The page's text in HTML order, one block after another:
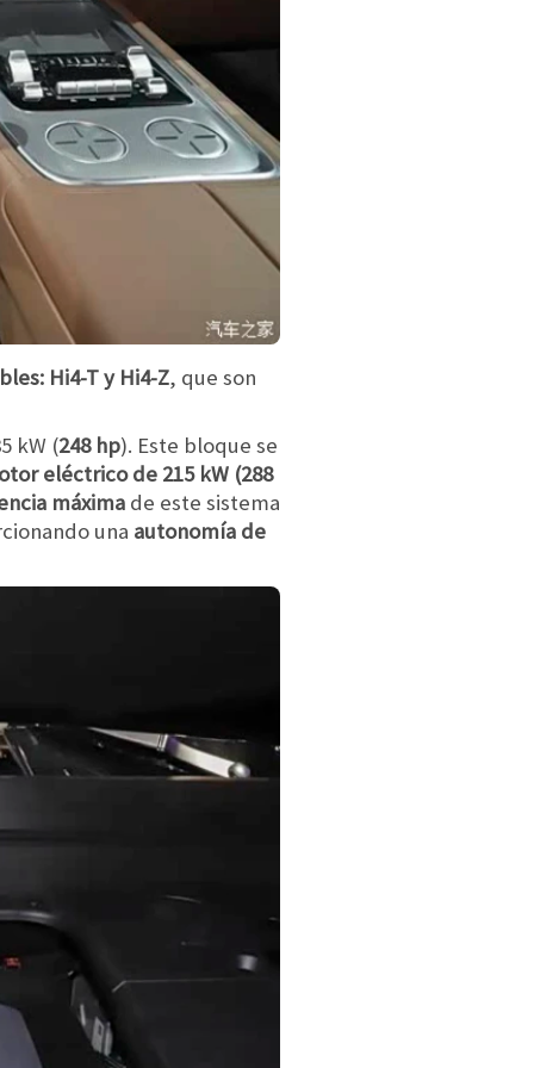
Hi4-T y Hi4-Z, que son
kW (248 hp). Este bloque se
eléctrico de 215 kW (288
máxima de este sistema
una autonomía de